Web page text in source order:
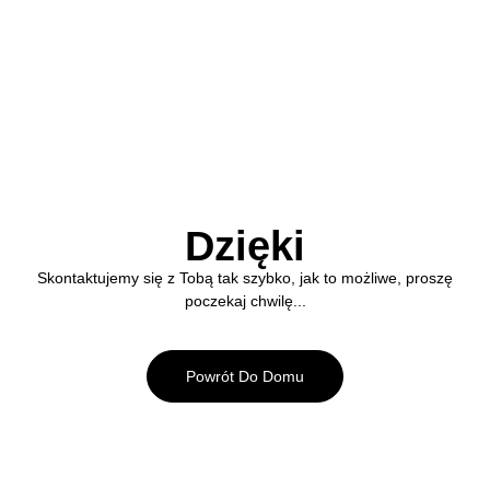
Dzięki
Skontaktujemy się z Tobą tak szybko, jak to możliwe, proszę
poczekaj chwilę...
Powrót Do Domu